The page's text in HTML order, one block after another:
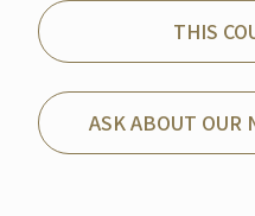
THIS
ASK ABOUT OUR